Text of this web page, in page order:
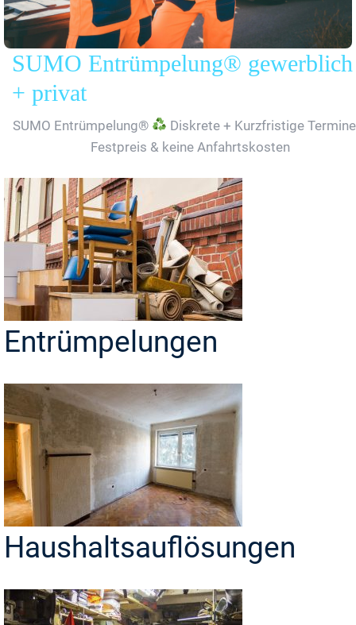
SUMO Entrümpelung® gewerblich
+ privat
SUMO Entrümpelung®
Diskrete + Kurzfristige
Festpreis & keine Anfahrtskosten
Entrümpelungen
Haushaltsauflösungen